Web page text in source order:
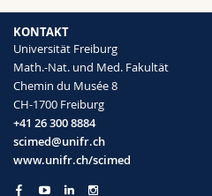
KONTAKT
Universität Freiburg
Math.-Nat. und Med. Fakultät
Chemin du Musée 8
CH-1700 Freiburg
+41 26 300 8884
scimed@unifr.ch
www.unifr.ch/scimed